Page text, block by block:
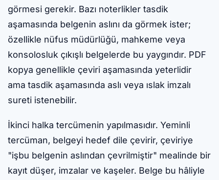
görmesi gerekir. Bazı noterlikler tasdik
aşamasında belgenin aslını da görmek ister;
özellikle nüfus müdürlüğü, mahkeme veya
konsolosluk çıkışlı belgelerde bu yaygındır. PDF
kopya genellikle çeviri aşamasında yeterlidir
ama tasdik aşamasında aslı veya ıslak imzalı
sureti istenebilir.
İkinci halka tercümenin yapılmasıdır. Yeminli
tercüman, belgeyi hedef dile çevirir, çeviriye
"işbu belgenin aslından çevrilmiştir" mealinde bir
kayıt düşer, imzalar ve kaşeler. Belge bu hâliyle